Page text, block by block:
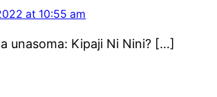
at 10:55 am
unasoma: Kipaji Ni Nini? […]